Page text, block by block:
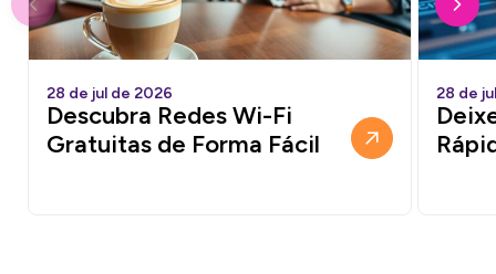
28 de jul de 2026
Descubra Redes Wi-Fi
Gratuitas de Forma Fácil
28 de